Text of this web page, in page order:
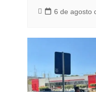
6 de agosto